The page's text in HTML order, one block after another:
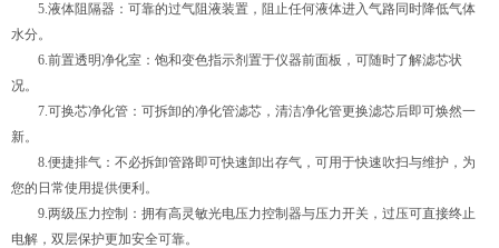
5.液体阻隔器：可靠的过气阻液装置，阻止任何液体进入气路同时降低气体
水分。
6.前置透明净化室：饱和变色指示剂置于仪器前面板，可随时了解滤芯状
况。
7.可换芯净化管：可拆卸的净化管滤芯，清洁净化管更换滤芯后即可焕然一
新。
8.便捷排气：不必拆卸管路即可快速卸出存气，可用于快速吹扫与维护，为
您的日常使用提供便利。
9.两级压力控制：拥有高灵敏光电压力控制器与压力开关，过压可直接终止
电解，双层保护更加安全可靠。